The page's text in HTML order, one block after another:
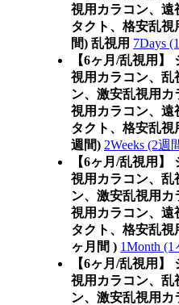
視用カラコン、遠
タクト、格安乱視
間) 乱視用 7Days
【6ヶ月/乱視用
視用カラコン、乱
ン、激安乱視用
視用カラコン、遠
タクト、格安乱視
週間) 2Weeks (2週
【6ヶ月/乱視用
視用カラコン、乱
ン、激安乱視用
視用カラコン、遠
タクト、格安乱視
ヶ月間 ) 1Month
【6ヶ月/乱視用
視用カラコン、乱
ン、激安乱視用